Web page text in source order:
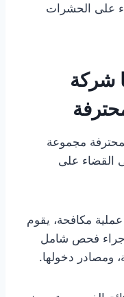
على الحشرات
شركة
مجموعة
القضاء على
مكافحة، يقوم
فحص شامل
ومصادر دخولها.